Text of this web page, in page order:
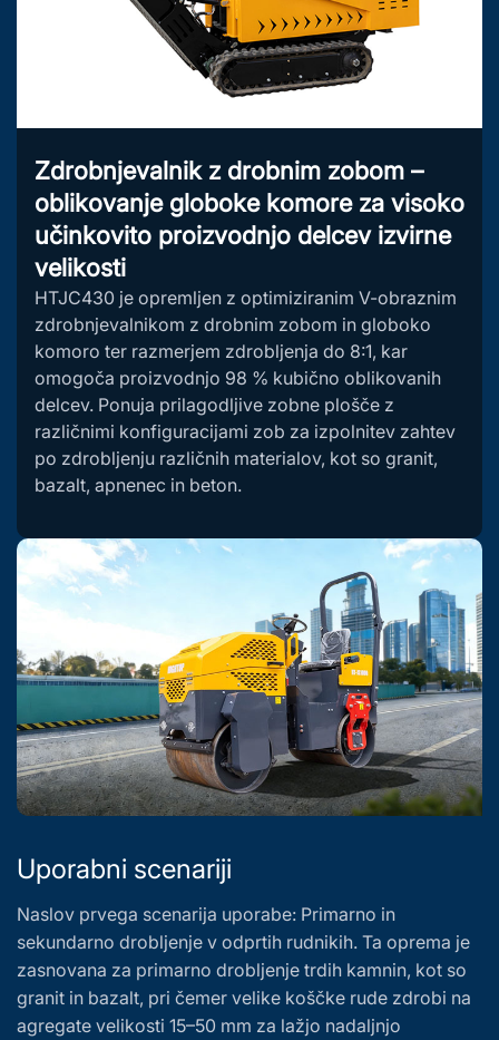
Zdrobnjevalnik z drobnim zobom –
oblikovanje globoke komore za visoko
učinkovito proizvodnjo delcev izvirne
velikosti
HTJC430 je opremljen z optimiziranim V-obraznim
zdrobnjevalnikom z drobnim zobom in globoko
komoro ter razmerjem zdrobljenja do 8:1, kar
omogoča proizvodnjo 98 % kubično oblikovanih
delcev. Ponuja prilagodljive zobne plošče z
različnimi konfiguracijami zob za izpolnitev zahtev
po zdrobljenju različnih materialov, kot so granit,
bazalt, apnenec in beton.
Uporabni scenariji
Naslov prvega scenarija uporabe: Primarno in
sekundarno drobljenje v odprtih rudnikih. Ta oprema je
zasnovana za primarno drobljenje trdih kamnin, kot so
granit in bazalt, pri čemer velike koščke rude zdrobi na
agregate velikosti 15–50 mm za lažjo nadaljnjo